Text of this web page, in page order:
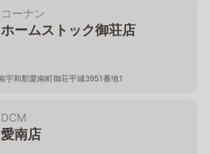
コーナン
ホームストック御荘店
宇和郡愛南町御荘平城3951番地1
DCM
愛南店